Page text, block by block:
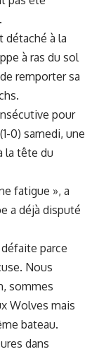
détaché à la
à ras du sol
remporter sa
pour
0) samedi, une
la tête du
fatigue », a
a déjà disputé
parce
Nous
sommes
Wolves mais
bateau.
dans